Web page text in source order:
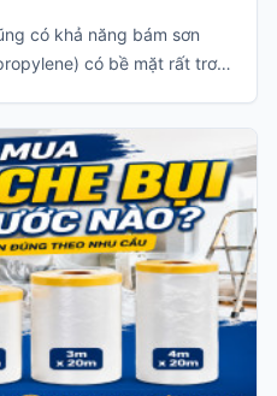
có khả năng bám sơn
có bề mặt rất trơn
hoặc sau một thời gian